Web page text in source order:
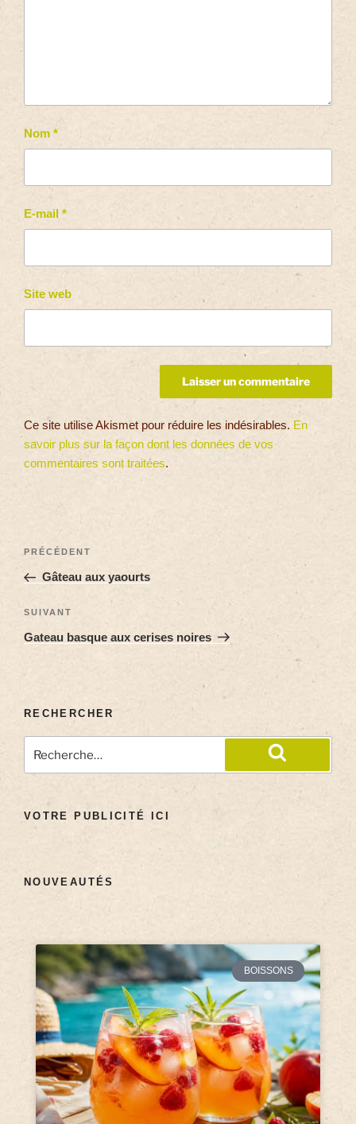
Nom *
E-mail *
Site web
Ce site utilise Akismet pour réduire les indésirables. En
savoir plus sur la façon dont les données de vos
commentaires sont traitées.
PRÉCÉDENT
Gâteau aux yaourts
SUIVANT
Gateau basque aux cerises noires
RECHERCHER
VOTRE PUBLICITÉ ICI
NOUVEAUTÉS
BOISSONS